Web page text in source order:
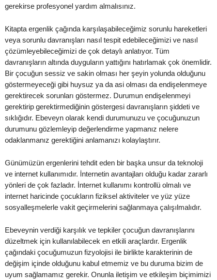
gerekirse profesyonel yardım almalısınız.
Kitapta ergenlik çağında karşılaşabileceğimiz sorunlu hareketleri
veya sorunlu davranışları nasıl tespit edebileceğimizi ve nasıl
çözümleyebileceğimizi de çok detaylı anlatıyor. Tüm
davranışların altında duyguların yattığını hatırlamak çok önemlidir.
Bir çocuğun sessiz ve sakin olması her şeyin yolunda olduğunu
göstermeyeceği gibi huysuz ya da asi olması da endişelenmeye
gerektirecek sorunları göstermez. Durumun endişelenmeyi
gerektirip gerektirmediğinin göstergesi davranışların şiddeti ve
sıklığıdır. Ebeveyn olarak kendi durumunuzu ve çocuğunuzun
durumunu gözlemleyip değerlendirme yapmanız nelere
odaklanmanız gerektiğini anlamanızı kolaylaştırır.
Günümüzün ergenlerini tehdit eden bir başka unsur da teknoloji
ve internet kullanımıdır. İnternetin avantajları olduğu kadar zararlı
yönleri de çok fazladır. İnternet kullanımı kontrollü olmalı ve
internet haricinde çocukların fiziksel aktiviteler ve yüz yüze
sosyalleşmelerle vakit geçirmelerini sağlanmaya çalışılmalıdır.
Ebeveynin verdiği karşılık ve tepkiler çocuğun davranışlarını
düzeltmek için kullanılabilecek en etkili araçlardır. Ergenlik
çağındaki çocuğumuzun fizyolojisi ile birlikte karakterinin de
değişim içinde olduğunu kabul etmemiz ve bu duruma bizim de
uyum sağlamamız gerekir. Onunla iletişim ve etkileşim biçimimizi